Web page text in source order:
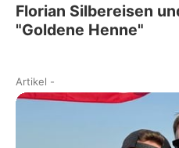
Florian Silbereisen
"Goldene Henne"
Artikel -